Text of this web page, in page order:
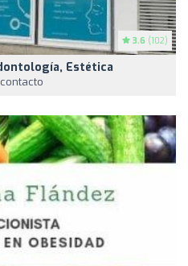
3.6 (102)
Estética